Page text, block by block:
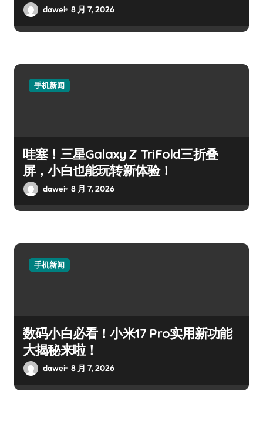
dawei 8 月 7, 2026
手机新闻
哇塞！三星Galaxy Z TriFold三折叠
屏，小白也能玩转新体验！
dawei 8 月 7, 2026
手机新闻
数码小白必看！小米17 Pro实用新功能
大揭秘来啦！
dawei 8 月 7, 2026